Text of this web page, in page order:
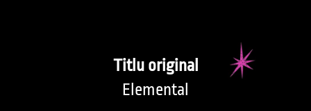
Titlu original
Elemental